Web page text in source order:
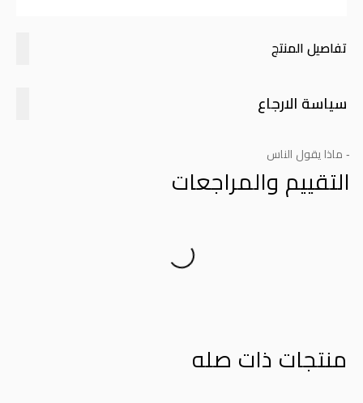
تفاصيل المنتج
سياسة الارجاع
- ماذا يقول الناس
التقييم والمراجعات
منتجات ذات صله